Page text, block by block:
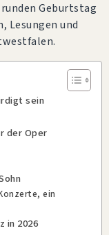
Geburtstag
Lesungen und
sein
der Oper
ein
in 2026